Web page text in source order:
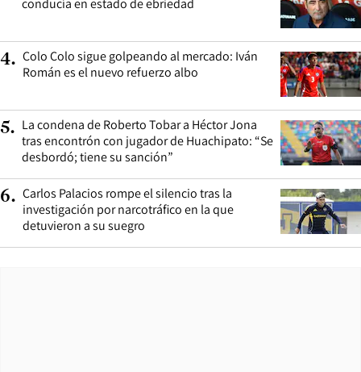
conducía en estado de ebriedad
4. Colo Colo sigue golpeando al mercado: Iván
Román es el nuevo refuerzo albo
5. La condena de Roberto Tobar a Héctor Jona
tras encontrón con jugador de Huachipato: “Se
desbordó; tiene su sanción”
6. Carlos Palacios rompe el silencio tras la
investigación por narcotráfico en la que
detuvieron a su suegro